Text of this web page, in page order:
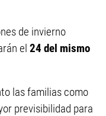
de invierno
el 24 del mismo
las familias como
previsibilidad para